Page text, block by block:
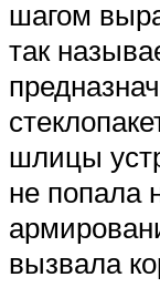
шагом
так
шлицы
не попала
вызвала